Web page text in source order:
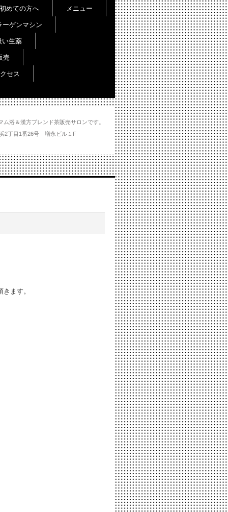
浴＆漢方ブレンド茶販売サロンです。
州浜2丁目1番26号 増永ビル１F
めての方へ メニュー
ーゲンマシン
い生薬
売
セス
ます。